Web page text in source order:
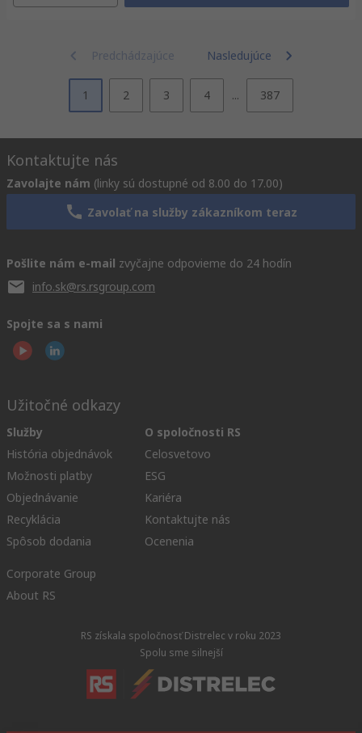
Predchádzajúce Nasledujúce
1 2 3 4 ... 387
Kontaktujte nás
Zavolajte nám (linky sú dostupné od 8.00 do 17.00)
Zavolať na služby zákazníkom teraz
Pošlite nám e-mail zvyčajne odpovieme do 24 hodín
info.sk@rs.rsgroup.com
Spojte sa s nami
Užitočné odkazy
Služby
História objednávok
Možnosti platby
Objednávanie
Recyklácia
Spôsob dodania
O spoločnosti RS
Celosvetovo
ESG
Kariéra
Kontaktujte nás
Ocenenia
Corporate Group
About RS
RS získala spoločnosť Distrelec v roku 2023
Spolu sme silnejší